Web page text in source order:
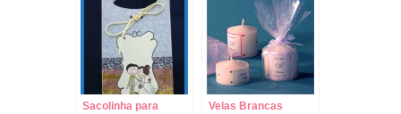
Sacolinha para
Velas Brancas